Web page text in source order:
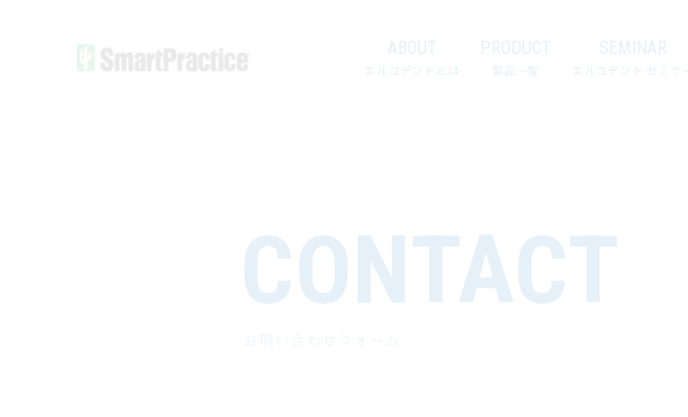
ABOUT
エルコデントとは
PRODUCT
製品一覧
SEMINAR
エルコデント セミナー
CONTACT